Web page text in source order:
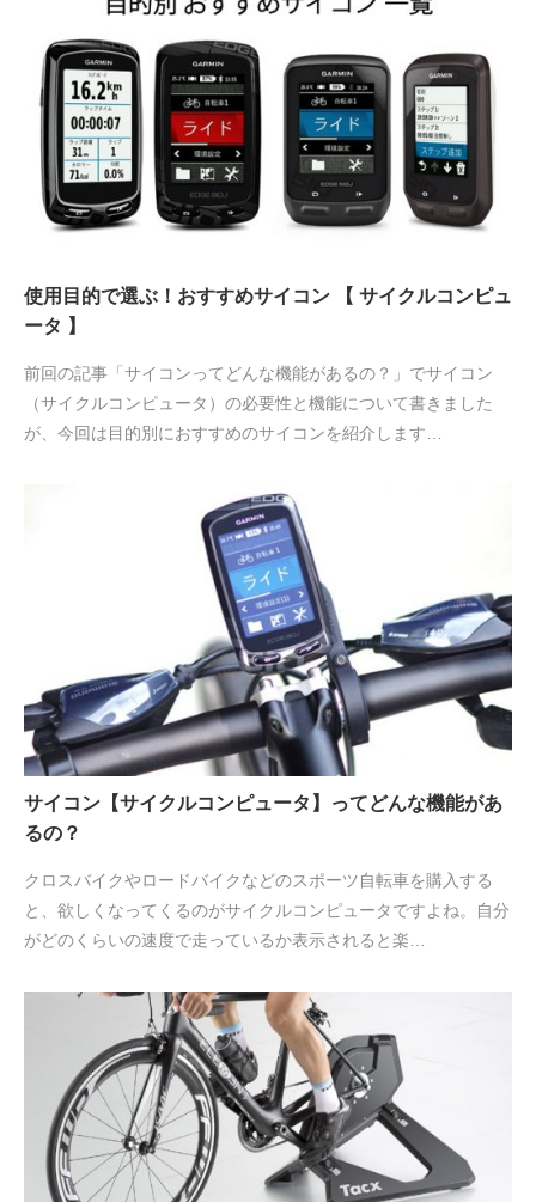
使用目的で選ぶ！おすすめサイコン 【 サイクルコンピュ
ータ 】
前回の記事「サイコンってどんな機能があるの？」でサイコン
（サイクルコンピュータ）の必要性と機能について書きました
が、今回は目的別におすすめのサイコンを紹介します…
サイコン【サイクルコンピュータ】ってどんな機能があ
るの？
クロスバイクやロードバイクなどのスポーツ自転車を購入する
と、欲しくなってくるのがサイクルコンピュータですよね。自分
がどのくらいの速度で走っているか表示されると楽…